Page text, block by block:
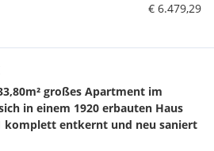
€ 6.479,29
großes Apartment im
in einem 1920 erbauten Haus
komplett entkernt und neu saniert